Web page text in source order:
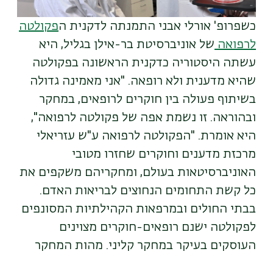
כשפרופ' אורלי אבני התמנתה לדקנית הפקולטה
לרפואה של אוניברסיטת בר-אילן בגליל, היא
עשתה היסטוריה כדקנית הראשונה בפקולטה
שהיא מדענית ולא רופאה. "אני מאמינה גדולה
בשיתוף פעולה בין חוקרים לרופאים, במחקר
ובהוראה. זו נשמת אפה של פקולטה לרפואה",
היא אומרת. "הפקולטה לרפואה ע"ש עזריאלי
מרכזת מדענים וחוקרים שחזרו מטובי
האוניברסיטאות בעולם, ומחקריהם משקפים את
כל קשת התחומים הנחוצים לבריאות האדם.
בבתי החולים ובמרפאות הקהילתיות המסונפים
לפקולטה ישנם רופאים-חוקרים מצוינים
העוסקים בעיקר במחקר קליני. מהות המחקר